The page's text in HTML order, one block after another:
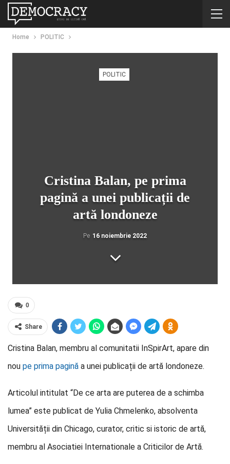
Home POLITIC
POLITIC
Cristina Balan, pe prima
pagină a unei publicații de
artă londoneze
Pe 16 noiembrie 2022
0
Share
Cristina Balan, membru al comunitatii InSpirArt, apare din
nou pe prima pagină a unei publicații de artă londoneze.
Articolul intitulat “De ce arta are puterea de a schimba
lumea” este publicat de Yulia Chmelenko, absolventa
Universității din Chicago, curator, critic si istoric de artă,
membru al Asociatiei Internationale a Criticilor de Artă.